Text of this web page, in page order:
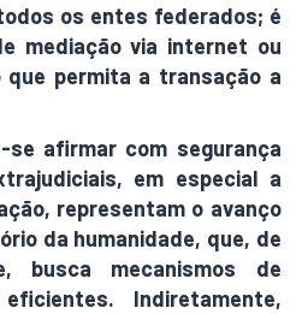
os entes federados; é
mediação via internet ou
que permita a transação a
se afirmar com segurança
em especial a
representam o avanço
da humanidade, que, de
busca mecanismos de
Indiretamente,